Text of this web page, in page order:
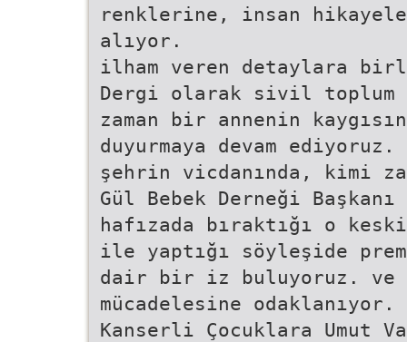
renklerine, insan
alıyor.
ilham veren detaylara
Dergi olarak sivil toplum
zaman bir annenin
duyurmaya devam
şehrin vicdanında, kimi
Gül Bebek Derneği
hafızada bıraktığı o
ile yaptığı söyleşide
dair bir iz buluyoruz.
mücadelesine odaklanıyor.
Kanserli Çocuklara Umut